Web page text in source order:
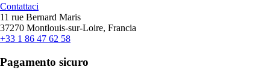
Contattaci
11 rue Bernard Maris
37270 Montlouis-sur-Loire, Francia
+33 1 86 47 62 58
Pagamento sicuro